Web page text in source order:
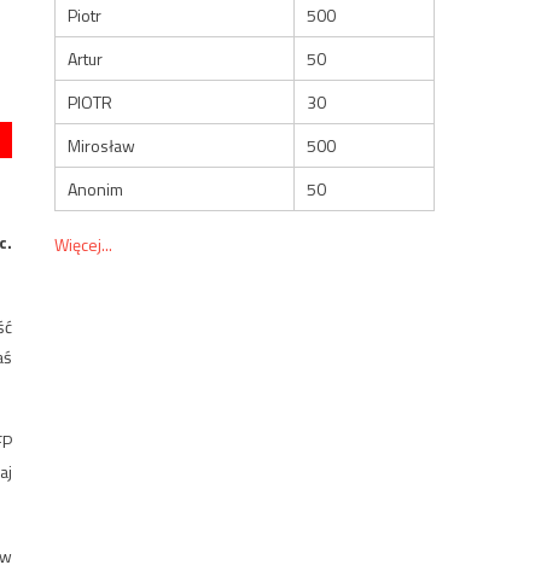
Piotr
500
Artur
50
PIOTR
30
Mirosław
500
Anonim
50
Więcej...